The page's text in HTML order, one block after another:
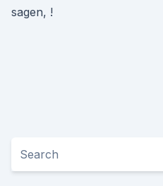
sagen, !